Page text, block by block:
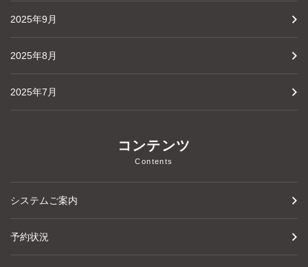
2025年9月
2025年8月
2025年7月
コンテンツ
Contents
システムご案内
予約状況